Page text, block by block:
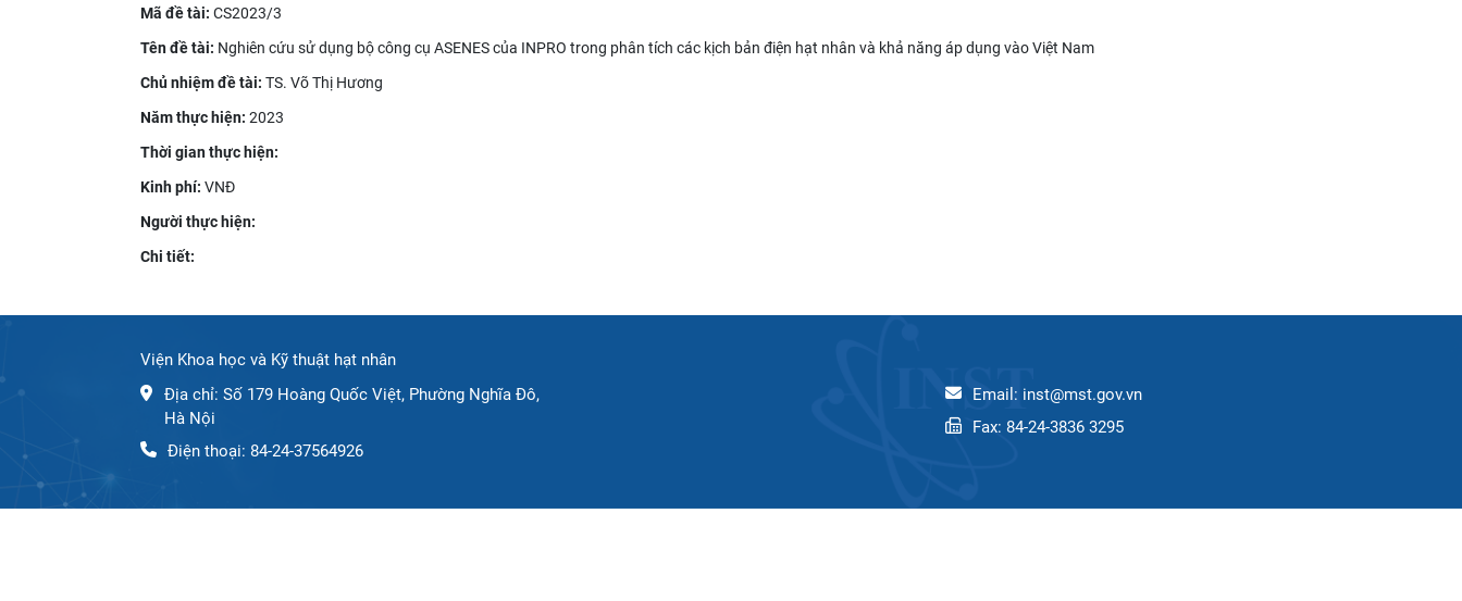
Mã đề tài: CS2023/3
Tên đề tài: Nghiên cứu sử dụng bộ công cụ ASENES của INPRO trong phân tích các kịch bản điện hạt nhân và khả năng áp dụng vào Việt Nam
Chủ nhiệm đề tài: TS. Võ Thị Hương
Năm thực hiện: 2023
Thời gian thực hiện:
Kinh phí: VNĐ
Người thực hiện:
Chi tiết:
Viện Khoa học và Kỹ thuật hạt nhân
Địa chỉ: Số 179 Hoàng Quốc Việt, Phường Nghĩa Đô,
Hà Nội
Điện thoại: 84-24-37564926
Email: inst@mst.gov.vn
Fax: 84-24-3836 3295